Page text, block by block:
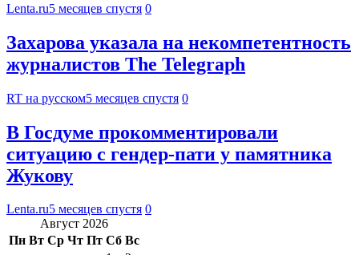
Lenta.ru5 месяцев спустя 0
Захарова указала на некомпетентность
журналистов The Telegraph
RT на русском5 месяцев спустя 0
В Госдуме прокомментировали
ситуацию с гендер-пати у памятника
Жукову
Lenta.ru5 месяцев спустя 0
Август 2026
Пн Вт Ср Чт Пт Сб Вс